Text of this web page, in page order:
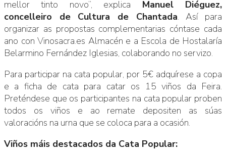
mellor tinto novo”, explica Manuel Diéguez,
concelleiro de Cultura de Chantada. Así para
organizar as propostas complementarias cóntase cada
ano con Vinosacra.es Almacén e a Escola de Hostalaría
Belarmino Fernández Iglesias, colaborando no servizo.
Para participar na cata popular, por 5€ adquírese a copa
e a ficha de cata para catar os 15 viños da Feira.
Preténdese que os participantes na cata popular proben
todos os viños e ao remate depositen as súas
valoracións na urna que se coloca para a ocasión.
Viños máis destacados da Cata Popular: